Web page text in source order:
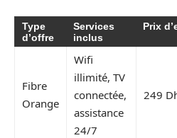
Type
d’offre
Services
inclus
Prix
Fibre
Orange
Wifi
illimité, TV
connectée,
assistance
24/7
249